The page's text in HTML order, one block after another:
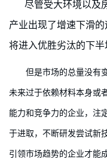
尽管受大环境以及
产业出现了增速下滑
将进入优胜劣汰的下半
但是市场的总量没有变
未来过于依赖材料本身或
能力和竞争力的企业，注
于进取，不断研发尝试新
引领市场趋势的企业才能